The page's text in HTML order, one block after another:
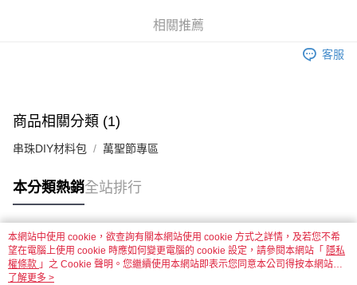
宅配 新竹物流
付款後門市自取
免運費
相關推薦
客服
商品相關分類 (1)
串珠DIY材料包 萬聖節專區
本分類熱銷全站排行
熱門標籤
本網站中使用 cookie，欲查詢有關本網站使用 cookie 方式之詳情，及若您不希
望在電腦上使用 cookie 時應如何變更電腦的 cookie 設定，請參閱本網站「 隱私
權條款 」之 Cookie 聲明。您繼續使用本網站即表示您同意本公司得按本網站使
用條款之 Cookie 聲明使用 cookie。
了解更多 >